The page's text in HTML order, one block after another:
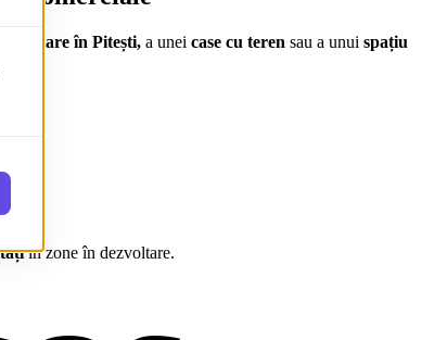
vânzare în Pitești, a unei case cu teren sau a unui spațiu
în zone în dezvoltare.